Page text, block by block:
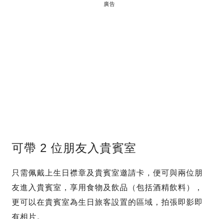
廣告
可帶 2 位朋友入貴賓室
只需佩戴上生日襟章及貴賓室邀請卡，便可與兩位朋
友進入貴賓室，享用食物及飲品（包括酒精飲料），
更可以在貴賓室為生日旅客設置的區域，拍張即影即
有相片。